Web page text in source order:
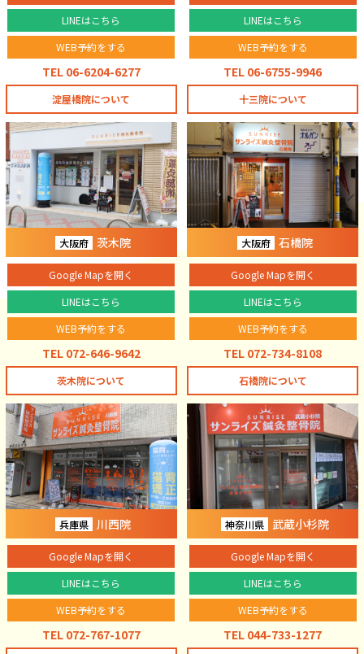
LINEはこちら
WEB予約をする
TEL 06-6204-6277
淀屋橋院について
LINEはこちら
WEB予約をする
TEL 06-6755-9946
十三院について
大阪府 茨木院
Google Mapを開く
LINEはこちら
WEB予約をする
TEL 072-646-9642
茨木院について
大阪府 石橋院
Google Mapを開く
LINEはこちら
WEB予約をする
TEL 072-734-8108
石橋院について
兵庫県 川西院
Google Mapを開く
LINEはこちら
WEB予約をする
TEL 072-767-1077
神奈川県 武蔵小杉院
Google Mapを開く
LINEはこちら
WEB予約をする
TEL 044-733-1277